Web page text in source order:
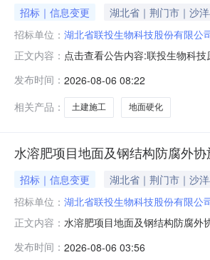
招标｜信息变更 湖北省｜荆门市｜沙
招标单位： 湖北省联投生物科技股份有限公
正文内容： 点击查看公告内容:联投生物科
发布时间： 2026-08-06 08:22
相关产品：
土建施工 地面硬化
水溶肥项目地面及钢结构防腐外
招标｜信息变更 湖北省｜荆门市｜沙
招标单位： 湖北省联投生物科技股份有限公
正文内容： 水溶肥项目地面及钢结构防腐外
时30分；采购人：湖北省联投
发布时间： 2026-08-06 03:56